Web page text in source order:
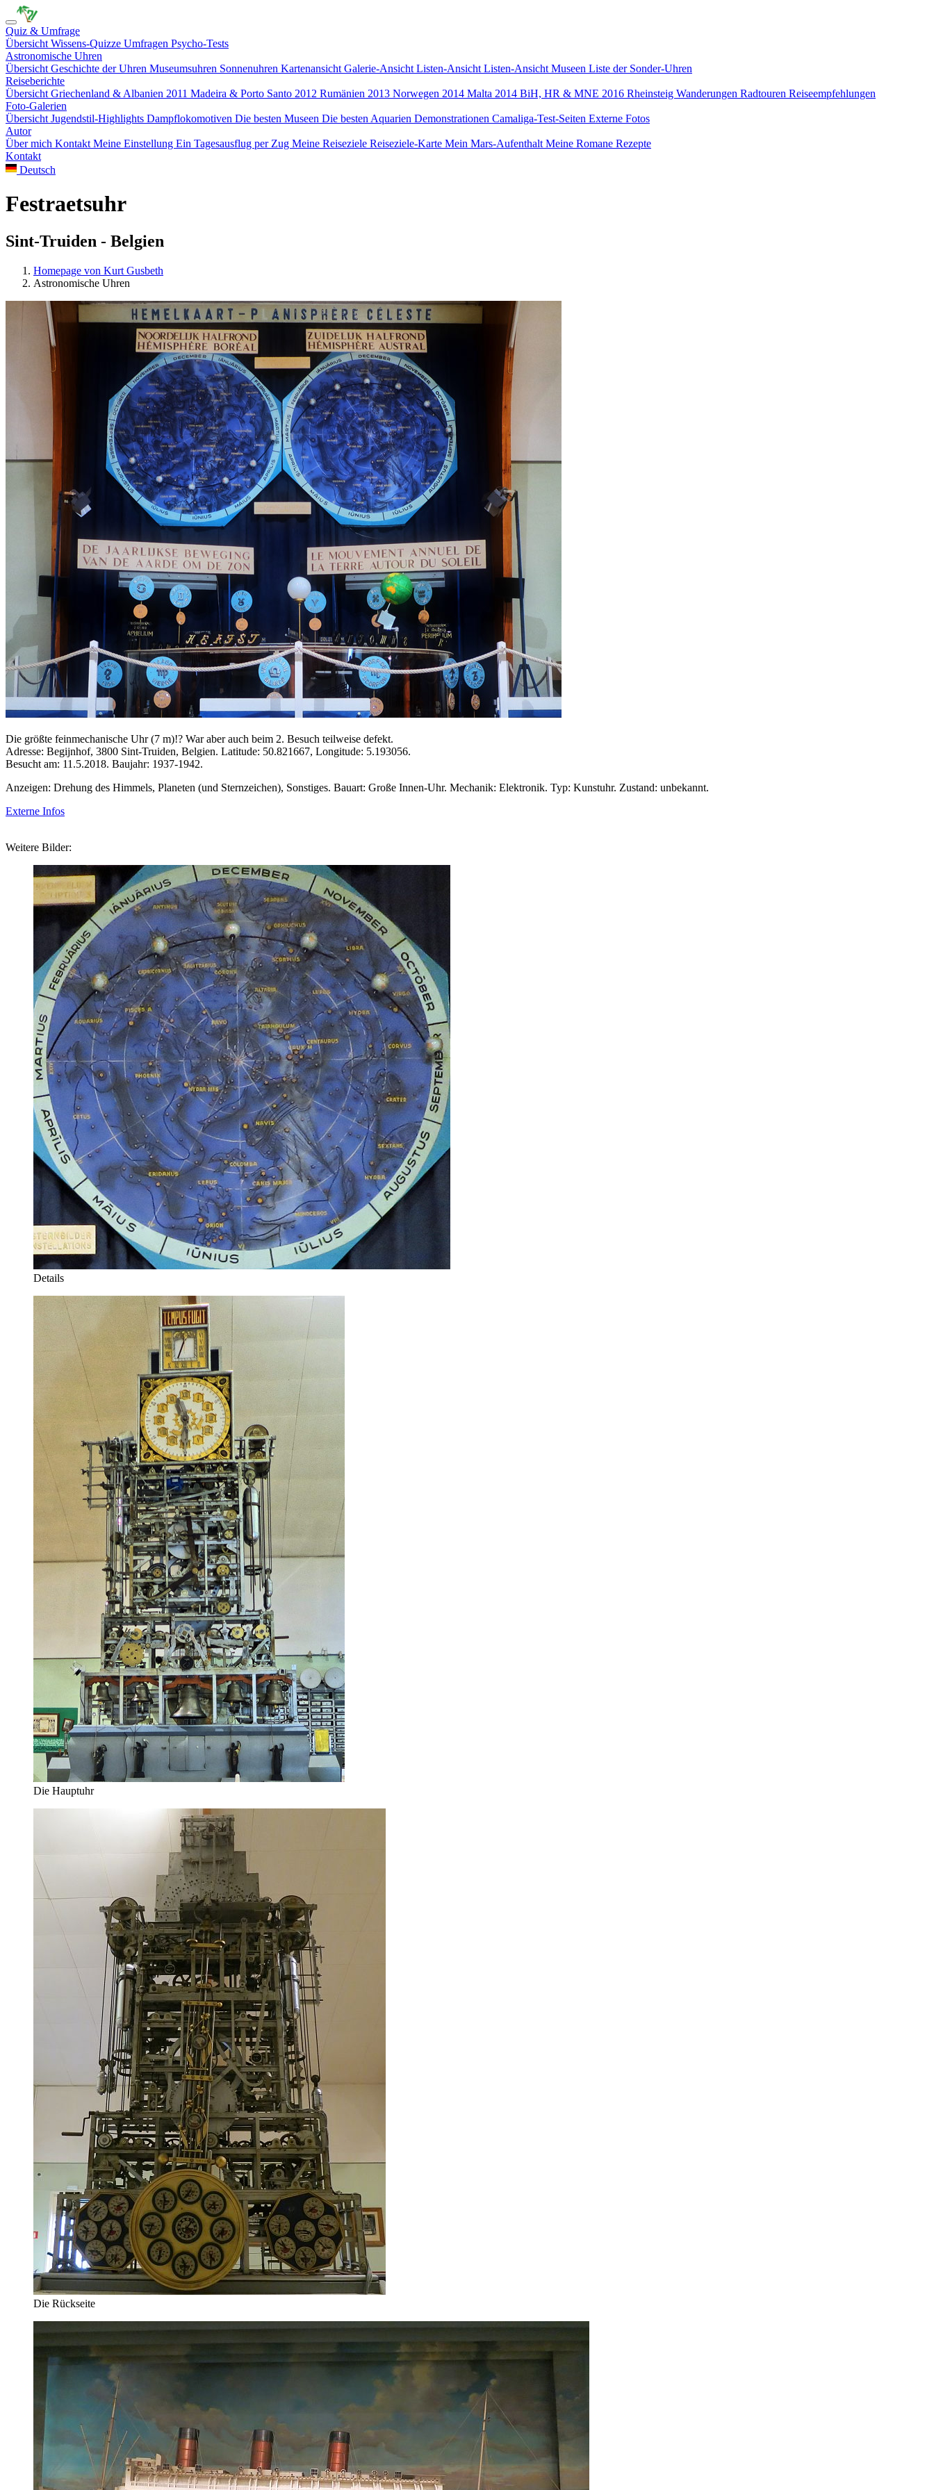
Quiz & Umfrage
Übersicht Wissens-Quizze Umfragen Psycho-Tests
Astronomische Uhren
Übersicht Geschichte der Uhren Museumsuhren Sonnenuhren Kartenansicht Galerie-Ansicht Listen-Ansicht Listen-Ansicht Museen Liste der Sonder-Uhren
Reiseberichte
Übersicht Griechenland & Albanien 2011 Madeira & Porto Santo 2012 Rumänien 2013 Norwegen 2014 Malta 2014 BiH, HR & MNE 2016 Rheinsteig Wanderungen Radtouren Reiseempfehlungen
Foto-Galerien
Übersicht Jugendstil-Highlights Dampflokomotiven Die besten Museen Die besten Aquarien Demonstrationen Camaliga-Test-Seiten Externe Fotos
Autor
Über mich Kontakt Meine Einstellung Ein Tagesausflug per Zug Meine Reiseziele Reiseziele-Karte Mein Mars-Aufenthalt Meine Romane Rezepte
Kontakt
Deutsch
Festraetsuhr
Sint-Truiden - Belgien
Homepage von Kurt Gusbeth
Astronomische Uhren
Die größte feinmechanische Uhr (7 m)!? War aber auch beim 2. Besuch teilweise defekt.
Adresse: Begijnhof, 3800 Sint-Truiden, Belgien. Latitude: 50.821667, Longitude: 5.193056.
Besucht am: 11.5.2018. Baujahr: 1937-1942.
Anzeigen: Drehung des Himmels, Planeten (und Sternzeichen), Sonstiges. Bauart: Große Innen-Uhr. Mechanik: Elektronik. Typ: Kunstuhr. Zustand: unbekannt.
Externe Infos
Weitere Bilder:
Details
Die Hauptuhr
Die Rückseite